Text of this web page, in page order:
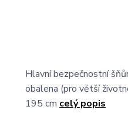
Hlavní bezpečnostní
obalena (pro větší
195 cm celý popis